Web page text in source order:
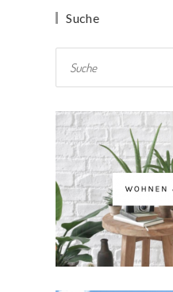
Suche